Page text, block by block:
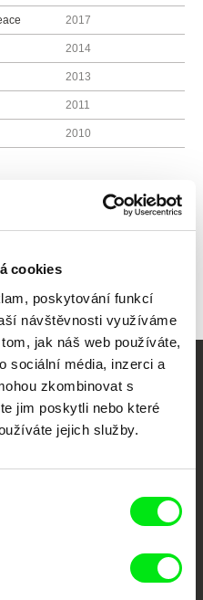
cookies
poskytování funkcí
návštěvnosti využíváme
jak náš web používáte,
sociální média, inzerci a
zkombinovat s
jim poskytli nebo které
jejich služby.
2017
2014
2013
2011
2010
kino
filmy
do Doc Alliance. Naším cílem je
propagovat jeho rozmanitost a